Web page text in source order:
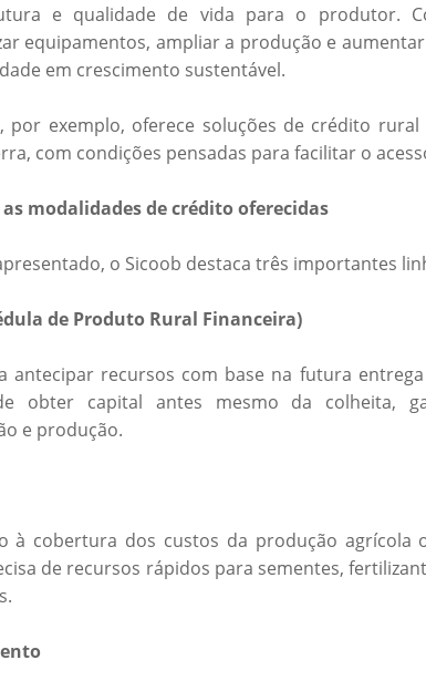
e qualidade de vida para o produtor.
equipamentos, ampliar a produção e
em crescimento sustentável.
, por exemplo, oferece soluções de crédito
com condições pensadas para facilitar o
as modalidades de crédito oferecidas
o Sicoob destaca três importantes
de Produto Rural Financeira)
antecipar recursos com base na futura
obter capital antes mesmo da colheita,
e produção.
à cobertura dos custos da produção agrícola
de recursos rápidos para sementes,